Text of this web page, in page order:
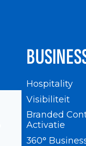
Hospitality
Visibiliteit
Branded
Activatie
360°